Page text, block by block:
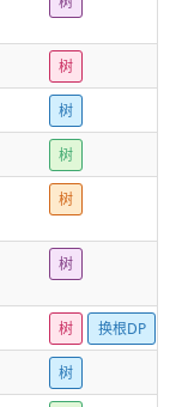
树
树
树
树
树
树 换根DP
树